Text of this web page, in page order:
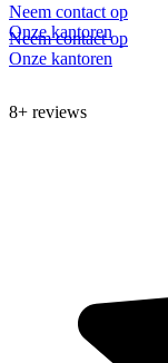
Neem contact op
Onze kantoren
8+ reviews